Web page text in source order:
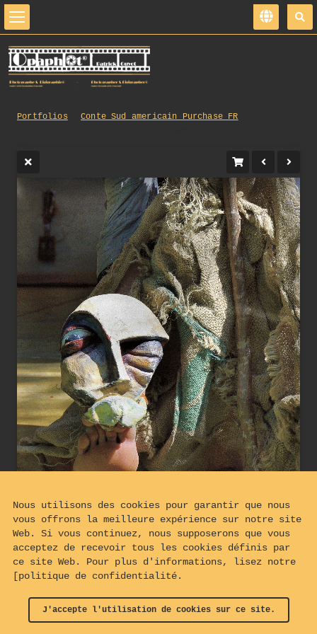
Portfolios
Conte_Sud_americain_Purchase_FR
La misère et la mort règnent dans le pays
Nous utilisons des cookies pour garantir que nous
vous offrons la meilleure expérience sur notre site
Web. Si vous continuez, nous supposerons que vous
acceptez de recevoir tous les cookies définis par
ce site Web. Pour plus d'informations, lisez notre
[politique de confidentialité.
J'accepte l'utilisation de cookies sur ce site.